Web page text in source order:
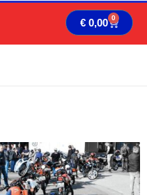
€ 0,00 0 Cart